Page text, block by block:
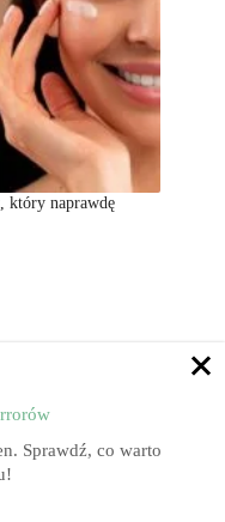
który naprawdę
Sprawdź, co warto